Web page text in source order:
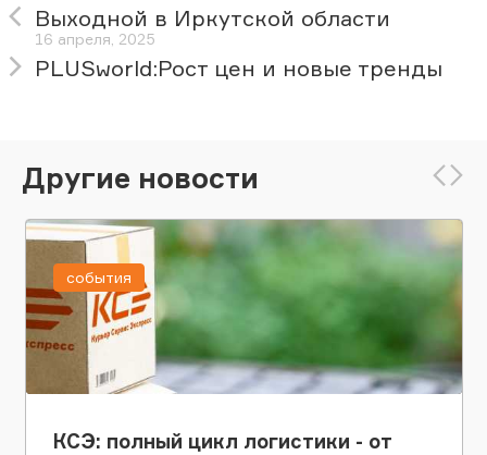
Выходной в Иркутской области
16 апреля, 2025
PLUSworld:Рост цен и новые тренды
Другие новости
КСЭ: полный цикл логистики - от
события